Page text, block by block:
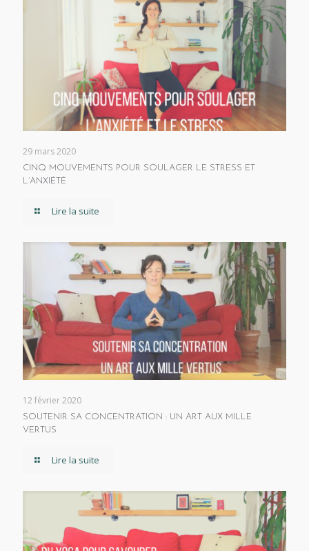
29 mars 2020
CINQ MOUVEMENTS POUR SOULAGER LE STRESS ET
L’ANXIÉTÉ
Lire la suite
12 février 2020
SOUTENIR SA CONCENTRATION : UN ART AUX MILLE
VERTUS
Lire la suite